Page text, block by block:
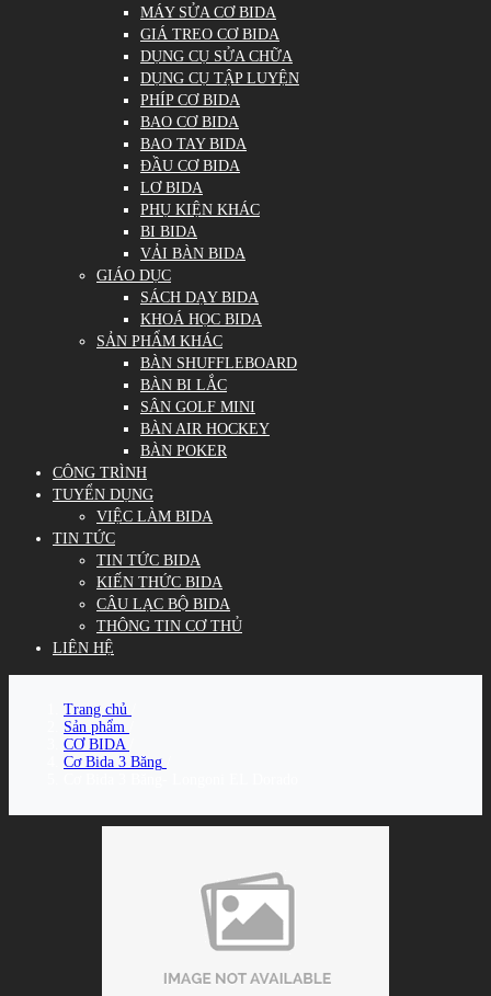
MÁY SỬA CƠ BIDA
GIÁ TREO CƠ BIDA
DỤNG CỤ SỬA CHỮA
DỤNG CỤ TẬP LUYỆN
PHÍP CƠ BIDA
BAO CƠ BIDA
BAO TAY BIDA
ĐẦU CƠ BIDA
LƠ BIDA
PHỤ KIỆN KHÁC
BI BIDA
VẢI BÀN BIDA
GIÁO DỤC
SÁCH DẠY BIDA
KHOÁ HỌC BIDA
SẢN PHẨM KHÁC
BÀN SHUFFLEBOARD
BÀN BI LẮC
SÂN GOLF MINI
BÀN AIR HOCKEY
BÀN POKER
CÔNG TRÌNH
TUYỂN DỤNG
VIỆC LÀM BIDA
TIN TỨC
TIN TỨC BIDA
KIẾN THỨC BIDA
CÂU LẠC BỘ BIDA
THÔNG TIN CƠ THỦ
LIÊN HỆ
Trang chủ
Sản phẩm
CƠ BIDA
Cơ Bida 3 Băng